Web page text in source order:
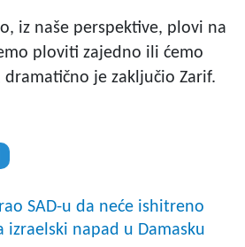
iz naše perspektive, plovi na
ploviti zajedno ili ćemo
je zaključio Zarif.
SAD-u da neće ishitreno
izraelski napad u Damasku